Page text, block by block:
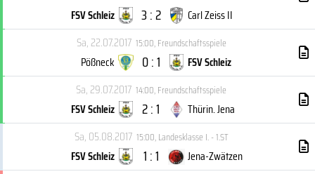
FSV Schleiz 3 : 2
Carl Zeiss II
Sa, 22.07.2017 15:00,Freundschaftsspiele
Pößneck 0 : 1
FSV Schleiz
Sa, 29.07.2017 14:00,Freundschaftsspiele
FSV Schleiz 2 : 1
Thürin. Jena
Sa, 05.08.2017 15:00,Landesklasse I. - 1.ST
FSV Schleiz 1 : 1
Jena-Zwätzen